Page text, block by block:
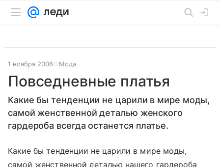
1 ноября 2008 Мода
Повседневные платья
Какие бы тенденции не царили в мире моды,
самой женственной деталью женского
гардероба всегда останется платье.
Какие бы тенденции не царили в мире моды,
самой женственной деталью нашего гардероба